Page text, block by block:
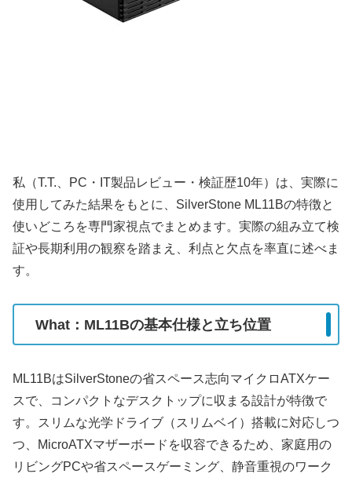
私（T.T.、PC・IT製品レビュー・検証歴10年）は、実際に
使用してみた結果をもとに、SilverStone ML11Bの特徴と
使いどころを専門家視点でまとめます。実際の組み立て検
証や長期利用の観察を踏まえ、利点と欠点を率直に述べま
す。
What：ML11Bの基本仕様と立ち位置
ML11BはSilverStoneの省スペース志向マイクロATXケー
スで、コンパクトなデスクトップに収まる設計が特徴で
す。スリムな光学ドライブ（スリムベイ）搭載に対応しつ
つ、MicroATXマザーボードを収容できるため、家庭用の
リビングPCや省スペースゲーミング、静音重視のワーク